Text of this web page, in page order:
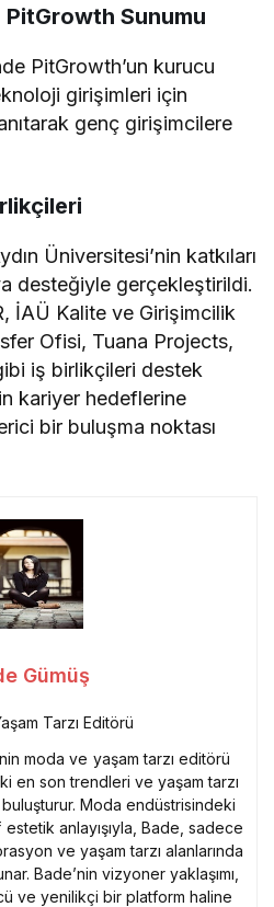
Sunumu
PitGrowth’un kurucu
girişimleri için
genç girişimcilere
Üniversitesi’nin katkıları
desteğiyle gerçekleştirildi.
İAÜ Kalite ve Girişimcilik
Ofisi, Tuana Projects,
iş birlikçileri destek
kariyer hedeflerine
bir buluşma noktası
Gümüş
Tarzı Editörü
moda ve yaşam tarzı editörü
en son trendleri ve yaşam tarzı
Moda endüstrisindeki
anlayışıyla, Bade, sadece
ve yaşam tarzı alanlarında
Bade’nin vizyoner yaklaşımı,
ve yenilikçi bir platform haline